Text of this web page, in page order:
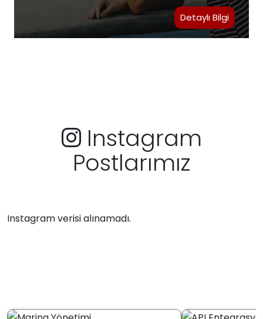
Detaylı Bilgi
Instagram
Postlarımız
Instagram verisi alınamadı.